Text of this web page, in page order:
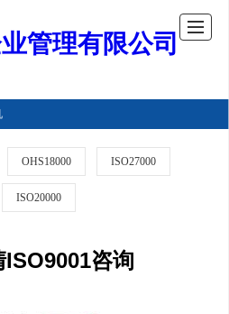
管理有限公司
OHS18000 ISO27000
ISO20000
咨询